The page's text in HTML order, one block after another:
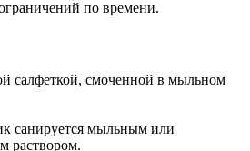
по времени.
салфеткой, смоченной в мыльном
санируется мыльным или
раствором.